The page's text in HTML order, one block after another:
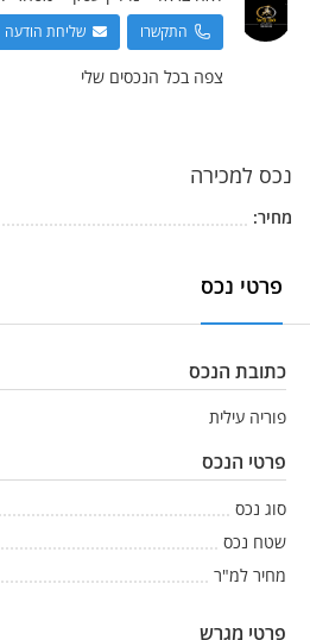
התקשרו שליחת הודעה
צפה בכל הנכסים שלי
נכס למכירה
מחיר:
פרטי נכס
כתובת הנכס
פוריה עילית
פרטי הנכס
סוג נכס
שטח נכס
מחיר למ"ר
פרטי מגרש